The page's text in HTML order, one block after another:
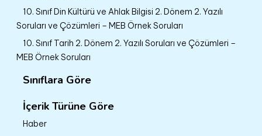
10. Sınıf Din Kültürü ve Ahlak Bilgisi 2. Dönem 2. Yazılı
Soruları ve Çözümleri – MEB Örnek Soruları
10. Sınıf Tarih 2. Dönem 2. Yazılı Soruları ve Çözümleri –
MEB Örnek Soruları
Sınıflara Göre
İçerik Türüne Göre
Haber